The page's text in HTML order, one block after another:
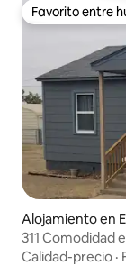
Favorito entre
Favorito entre
Alojamiento en
311 Comodidad
Calidad-precio ·